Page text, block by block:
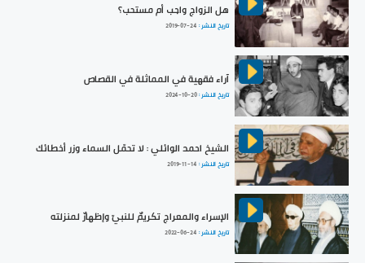
هل الزواج واجب أم مستحب؟
تاريخ النشر : 2019-07-24
آراء فقهية في المماثلة في القصاص
تاريخ النشر :2024-10-20
الشيخ احمد الوائلي : لا تحمّل السماء وزر أخطائك
تاريخ النشر : 2019-11-14
الإسراء والمعراج تكريمٌ للنبيّ وإظهارٌ لمنزلته
تاريخ النشر : 2022-06-24